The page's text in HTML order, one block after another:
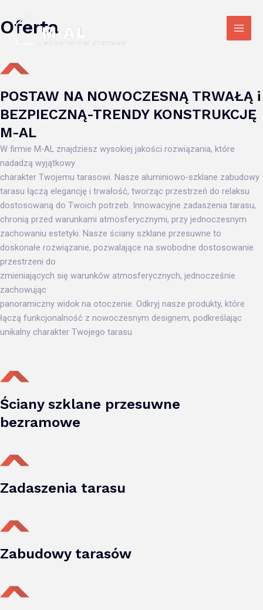
to
content
Oferta
POSTAW NA NOWOCZESNĄ TRWAŁĄ i
BEZPIECZNĄ-TRENDY KONSTRUKCJĘ
M-AL
W firmie M-AL znajdziesz wysokiej jakości rozwiązania, które
nadadzą wyjątkowy
charakter Twojemu tarasowi. Nasze aluminiowo-szklane zabudowy
tarasu łączą elegancję i trwałość, tworząc przestrzeń do relaksu
dostosowaną do Twoich potrzeb. Innowacyjne zadaszenia tarasu,
chronią przed warunkami atmosferycznymi, przy jednoczesnym
zachowaniu estetyki. Nasze ściany szklane przesuwne to
doskonałe rozwiązanie, pozwalające na swobodne dostosowanie
przestrzeni do
zmieniających się warunków atmosferycznych, jednocześnie
zachowując
panoramiczny widok na otoczenie. Odkryj nasze produkty, które
łączą funkcjonalność z nowoczesnym designem, podkreślając
unikalny charakter Twojego tarasu
Ściany szklane przesuwne
bezramowe
Zadaszenia tarasu
Zabudowy tarasów